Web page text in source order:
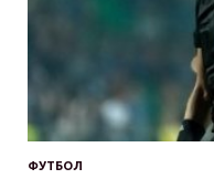
ФУТБОЛ